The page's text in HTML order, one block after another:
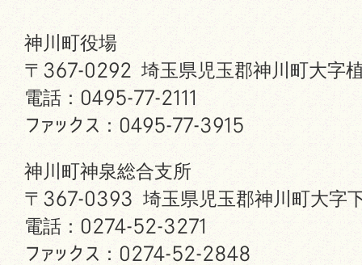
神川町役場
〒367-0292 埼玉県児玉郡神川町大字
電話：0495-77-2111
ファックス：0495-77-3915
神川町神泉総合支所
〒367-0393 埼玉県児玉郡神川町大字
電話：0274-52-3271
ファックス：0274-52-2848